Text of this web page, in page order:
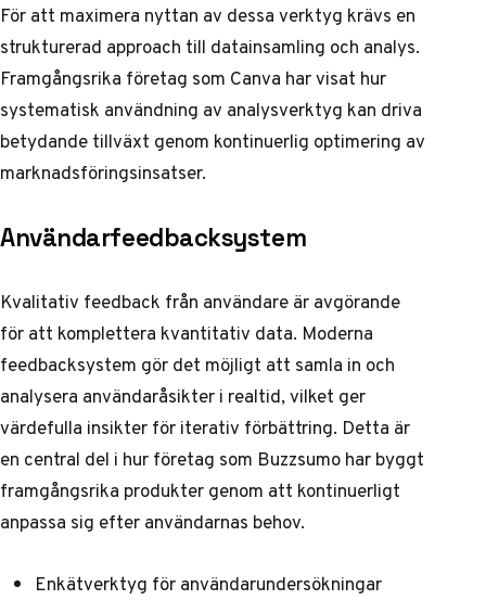
För att maximera nyttan av dessa verktyg krävs en
strukturerad approach till datainsamling och analys.
Framgångsrika företag som Canva har visat hur
systematisk användning av analysverktyg kan driva
betydande tillväxt genom kontinuerlig optimering av
marknadsföringsinsatser.
Användarfeedbacksystem
Kvalitativ feedback från användare är avgörande
för att komplettera kvantitativ data. Moderna
feedbacksystem gör det möjligt att samla in och
analysera användaråsikter i realtid, vilket ger
värdefulla insikter för iterativ förbättring. Detta är
en central del i hur företag som Buzzsumo har byggt
framgångsrika produkter genom att kontinuerligt
anpassa sig efter användarnas behov.
Enkätverktyg för användarundersökningar